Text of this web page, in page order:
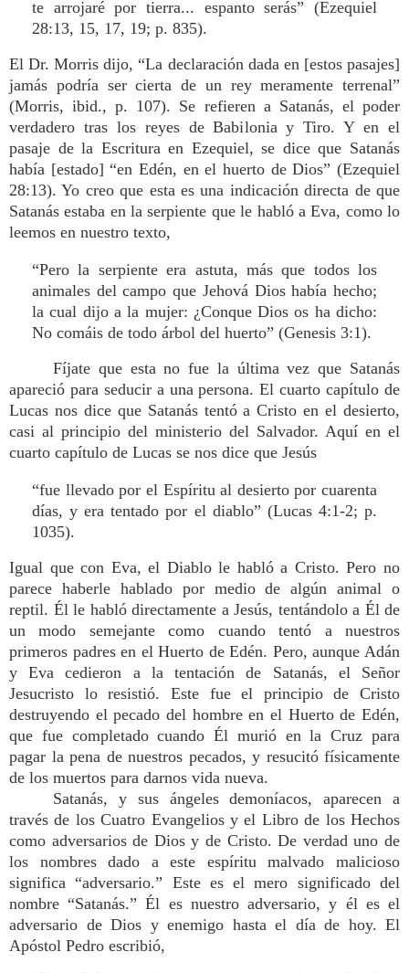
te arrojaré por tierra... espanto serás” (Ezequiel
28:13, 15, 17, 19; p. 835).
El Dr. Morris dijo, “La declaración dada en [estos pasajes]
jamás podría ser cierta de un rey meramente terrenal”
(Morris, ibid., p. 107). Se refieren a Satanás, el poder
verdadero tras los reyes de Babilonia y Tiro. Y en el
pasaje de la Escritura en Ezequiel, se dice que Satanás
había [estado] “en Edén, en el huerto de Dios” (Ezequiel
28:13). Yo creo que esta es una indicación directa de que
Satanás estaba en la serpiente que le habló a Eva, como lo
leemos en nuestro texto,
“Pero la serpiente era astuta, más que todos los
animales del campo que Jehová Dios había hecho;
la cual dijo a la mujer: ¿Conque Dios os ha dicho:
No comáis de todo árbol del huerto” (Genesis 3:1).
Fíjate que esta no fue la última vez que Satanás
apareció para seducir a una persona. El cuarto capítulo de
Lucas nos dice que Satanás tentó a Cristo en el desierto,
casi al principio del ministerio del Salvador. Aquí en el
cuarto capítulo de Lucas se nos dice que Jesús
“fue llevado por el Espíritu al desierto por cuarenta
días, y era tentado por el diablo” (Lucas 4:1-2; p.
1035).
Igual que con Eva, el Diablo le habló a Cristo. Pero no
parece haberle hablado por medio de algún animal o
reptil. Él le habló directamente a Jesús, tentándolo a Él de
un modo semejante como cuando tentó a nuestros
primeros padres en el Huerto de Edén. Pero, aunque Adán
y Eva cedieron a la tentación de Satanás, el Señor
Jesucristo lo resistió. Este fue el principio de Cristo
destruyendo el pecado del hombre en el Huerto de Edén,
que fue completado cuando Él murió en la Cruz para
pagar la pena de nuestros pecados, y resucitó físicamente
de los muertos para darnos vida nueva.
Satanás, y sus ángeles demoníacos, aparecen a
través de los Cuatro Evangelios y el Libro de los Hechos
como adversarios de Dios y de Cristo. De verdad uno de
los nombres dado a este espíritu malvado malicioso
significa “adversario.” Este es el mero significado del
nombre “Satanás.” Él es nuestro adversario, y él es el
adversario de Dios y enemigo hasta el día de hoy. El
Apóstol Pedro escribió,